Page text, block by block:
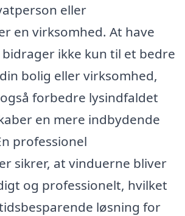
eller
en virksomhed. At have
ikke kun til et bedre
bolig eller virksomhed,
forbedre lysindfaldet
en mere indbydende
professionel
sikrer, at vinduerne bliver
og professionelt, hvilket
løsning for